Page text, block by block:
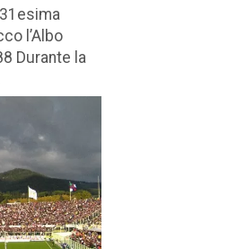
l’Albo
Durante la